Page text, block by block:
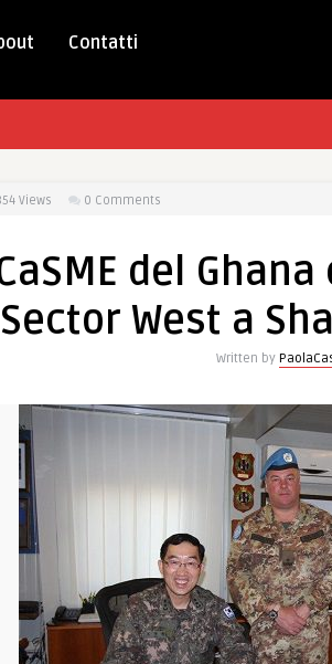
Contatti
Views 0 Comments
del
West a
Written by